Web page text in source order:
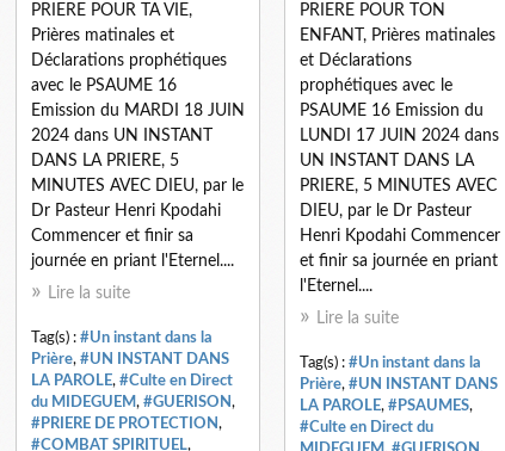
PRIERE POUR TA VIE,
Prières matinales et
Déclarations prophétiques
avec le PSAUME 16
Emission du MARDI 18 JUIN
2024 dans UN INSTANT
DANS LA PRIERE, 5
MINUTES AVEC DIEU, par le
Dr Pasteur Henri Kpodahi
Commencer et finir sa
journée en priant l'Eternel....
Lire la suite
Tag(s) : #Un instant dans la
Prière, #UN INSTANT DANS
LA PAROLE, #Culte en Direct
du MIDEGUEM, #GUERISON,
#PRIERE DE PROTECTION,
#COMBAT SPIRITUEL,
PRIERE POUR TON
ENFANT, Prières matinales
et Déclarations
prophétiques avec le
PSAUME 16 Emission du
LUNDI 17 JUIN 2024 dans
UN INSTANT DANS LA
PRIERE, 5 MINUTES AVEC
DIEU, par le Dr Pasteur
Henri Kpodahi Commencer
et finir sa journée en priant
l'Eternel....
Lire la suite
Tag(s) : #Un instant dans la
Prière, #UN INSTANT DANS
LA PAROLE, #PSAUMES,
#Culte en Direct du